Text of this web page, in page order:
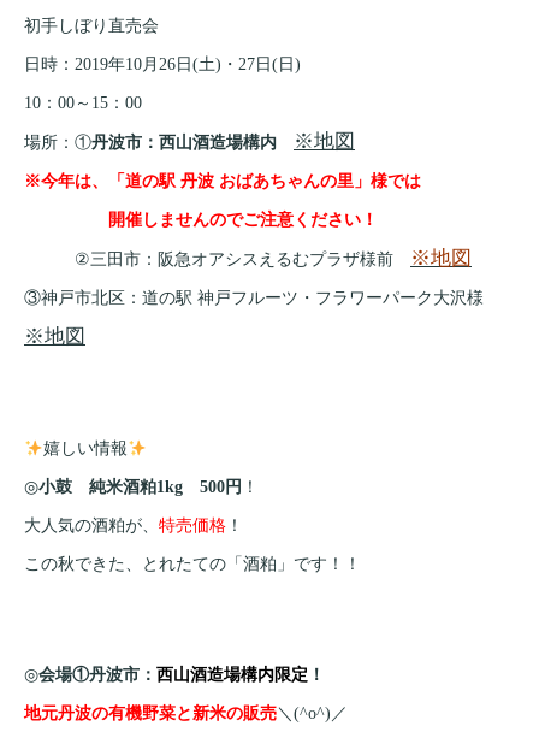
初手しぼり直売会
日時：2019年10月26日(土)・27日(日)
10：00～15：00
場所：①丹波市：西山酒造場構内 ※地図
※今年は、「道の駅 丹波 おばあちゃんの里」様では
開催しませんのでご注意ください！
②三田市：阪急オアシスえるむプラザ様前 ※地図
③神戸市北区：道の駅 神戸フルーツ・フラワーパーク大沢様
※地図
嬉しい情報
◎小鼓 純米酒粕1kg 500円 ！
大人気の酒粕が、 特売価格 ！
この秋できた、とれたての「酒粕」です！！
◎会場①丹波市： 西山酒造場構内限定 ！
地元丹波の有機野菜と新米の販売＼(^o^)／